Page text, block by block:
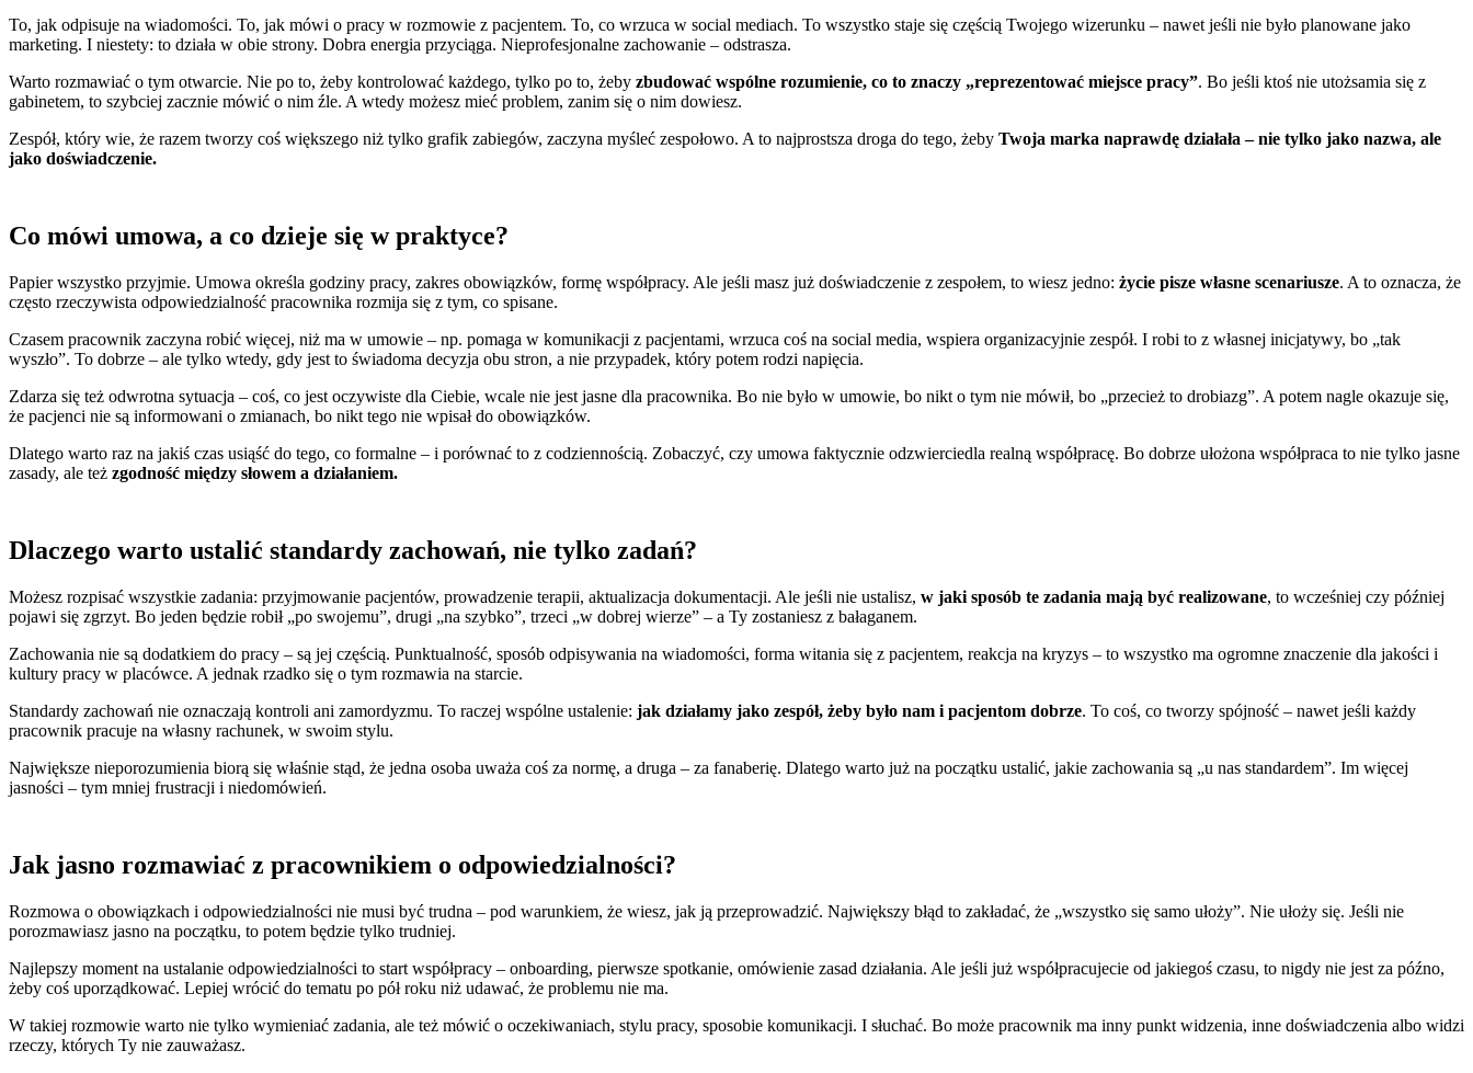
To, jak odpisuje na wiadomości. To, jak mówi o pracy w rozmowie z pacjentem. To, co wrzuca w social mediach. To wszystko staje się częścią Twojego wizerunku – nawet jeśli nie było planowane jako
marketing. I niestety: to działa w obie strony. Dobra energia przyciąga. Nieprofesjonalne zachowanie – odstrasza.
Warto rozmawiać o tym otwarcie. Nie po to, żeby kontrolować każdego, tylko po to, żeby zbudować wspólne rozumienie, co to znaczy „reprezentować miejsce pracy”. Bo jeśli ktoś nie utożsamia się z
gabinetem, to szybciej zacznie mówić o nim źle. A wtedy możesz mieć problem, zanim się o nim dowiesz.
Zespół, który wie, że razem tworzy coś większego niż tylko grafik zabiegów, zaczyna myśleć zespołowo. A to najprostsza droga do tego, żeby Twoja marka naprawdę działała – nie tylko jako nazwa, ale
jako doświadczenie.
Co mówi umowa, a co dzieje się w praktyce?
Papier wszystko przyjmie. Umowa określa godziny pracy, zakres obowiązków, formę współpracy. Ale jeśli masz już doświadczenie z zespołem, to wiesz jedno: życie pisze własne scenariusze. A to oznacza, że
często rzeczywista odpowiedzialność pracownika rozmija się z tym, co spisane.
Czasem pracownik zaczyna robić więcej, niż ma w umowie – np. pomaga w komunikacji z pacjentami, wrzuca coś na social media, wspiera organizacyjnie zespół. I robi to z własnej inicjatywy, bo „tak
wyszło”. To dobrze – ale tylko wtedy, gdy jest to świadoma decyzja obu stron, a nie przypadek, który potem rodzi napięcia.
Zdarza się też odwrotna sytuacja – coś, co jest oczywiste dla Ciebie, wcale nie jest jasne dla pracownika. Bo nie było w umowie, bo nikt o tym nie mówił, bo „przecież to drobiazg”. A potem nagle okazuje się,
że pacjenci nie są informowani o zmianach, bo nikt tego nie wpisał do obowiązków.
Dlatego warto raz na jakiś czas usiąść do tego, co formalne – i porównać to z codziennością. Zobaczyć, czy umowa faktycznie odzwierciedla realną współpracę. Bo dobrze ułożona współpraca to nie tylko jasne
zasady, ale też zgodność między słowem a działaniem.
Dlaczego warto ustalić standardy zachowań, nie tylko zadań?
Możesz rozpisać wszystkie zadania: przyjmowanie pacjentów, prowadzenie terapii, aktualizacja dokumentacji. Ale jeśli nie ustalisz, w jaki sposób te zadania mają być realizowane, to wcześniej czy później
pojawi się zgrzyt. Bo jeden będzie robił „po swojemu”, drugi „na szybko”, trzeci „w dobrej wierze” – a Ty zostaniesz z bałaganem.
Zachowania nie są dodatkiem do pracy – są jej częścią. Punktualność, sposób odpisywania na wiadomości, forma witania się z pacjentem, reakcja na kryzys – to wszystko ma ogromne znaczenie dla jakości i
kultury pracy w placówce. A jednak rzadko się o tym rozmawia na starcie.
Standardy zachowań nie oznaczają kontroli ani zamordyzmu. To raczej wspólne ustalenie: jak działamy jako zespół, żeby było nam i pacjentom dobrze. To coś, co tworzy spójność – nawet jeśli każdy
pracownik pracuje na własny rachunek, w swoim stylu.
Największe nieporozumienia biorą się właśnie stąd, że jedna osoba uważa coś za normę, a druga – za fanaberię. Dlatego warto już na początku ustalić, jakie zachowania są „u nas standardem”. Im więcej
jasności – tym mniej frustracji i niedomówień.
Jak jasno rozmawiać z pracownikiem o odpowiedzialności?
Rozmowa o obowiązkach i odpowiedzialności nie musi być trudna – pod warunkiem, że wiesz, jak ją przeprowadzić. Największy błąd to zakładać, że „wszystko się samo ułoży”. Nie ułoży się. Jeśli nie
porozmawiasz jasno na początku, to potem będzie tylko trudniej.
Najlepszy moment na ustalanie odpowiedzialności to start współpracy – onboarding, pierwsze spotkanie, omówienie zasad działania. Ale jeśli już współpracujecie od jakiegoś czasu, to nigdy nie jest za późno,
żeby coś uporządkować. Lepiej wrócić do tematu po pół roku niż udawać, że problemu nie ma.
W takiej rozmowie warto nie tylko wymieniać zadania, ale też mówić o oczekiwaniach, stylu pracy, sposobie komunikacji. I słuchać. Bo może pracownik ma inny punkt widzenia, inne doświadczenia albo widzi
rzeczy, których Ty nie zauważasz.